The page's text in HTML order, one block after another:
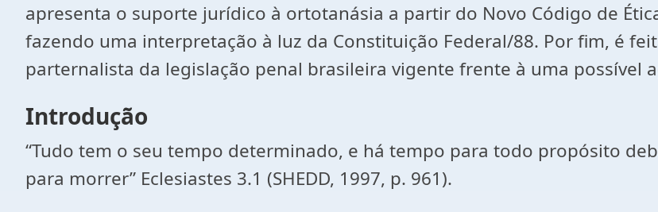
apresenta o suporte jurídico à ortotanásia a partir do Novo Código de
fazendo uma interpretação à luz da Constituição Federal/88. Por fim, é
parternalista da legislação penal brasileira vigente frente à uma possível
Introdução
“Tudo tem o seu tempo determinado, e há tempo para todo propósito
para morrer” Eclesiastes 3.1 (SHEDD, 1997, p. 961).